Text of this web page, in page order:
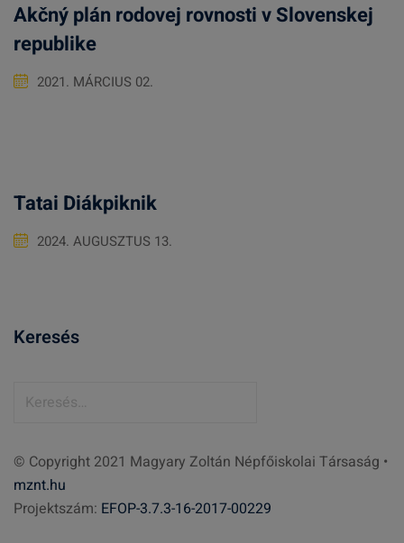
Akčný plán rodovej rovnosti v Slovenskej
republike
2021. MÁRCIUS 02.
Tatai Diákpiknik
2024. AUGUSZTUS 13.
Keresés
e
s
é
© Copyright 2021 Magyary Zoltán Népfőiskolai Társaság •
mznt.hu
Projektszám: EFOP-3.7.3-16-2017-00229